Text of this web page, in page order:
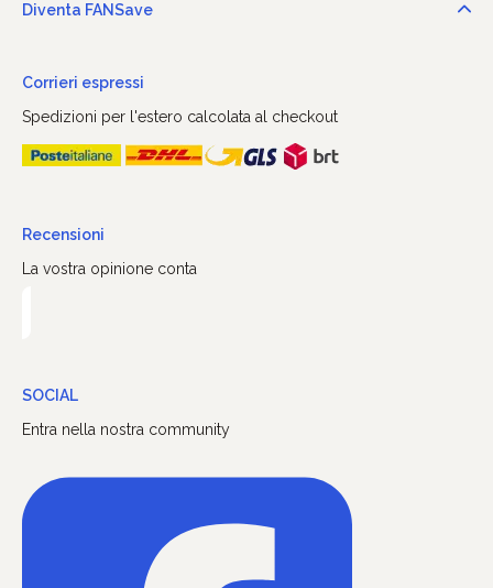
Diventa FANSave
Corrieri espressi
Spedizioni per l'estero calcolata al checkout
Recensioni
La vostra opinione conta
SOCIAL
Entra nella nostra community